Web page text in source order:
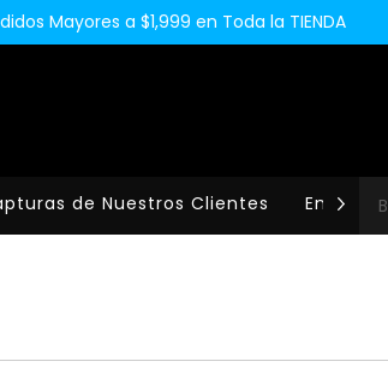
Mayores a $1,999 en Toda la TIENDA
de Nuestros Clientes Envios